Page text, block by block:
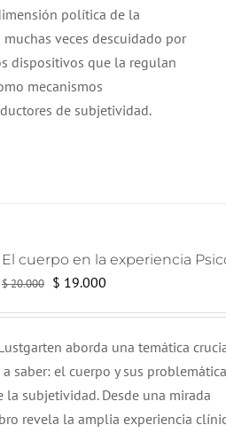
política de la
veces descuidado por
dispositivos que la regulan
mecanismos
de subjetividad.
$20.000 El
era:
$ 20.000.
$ 19.000El
es:
$ 19.000.
aborda una temática
saber: el cuerpo y sus
la subjetividad. Desde una mirada
revela la amplia experiencia